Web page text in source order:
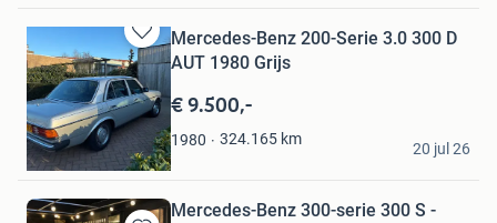
Bewaren
in
Mijn
Favorieten
Mercedes-Benz 200-Serie 3.0 300 D
AUT 1980 Grijs
€ 9.500,-
1980 324.165 km
TC
Waalwijk
20 jul 26
Mercedes-Benz 300-serie 300 S -